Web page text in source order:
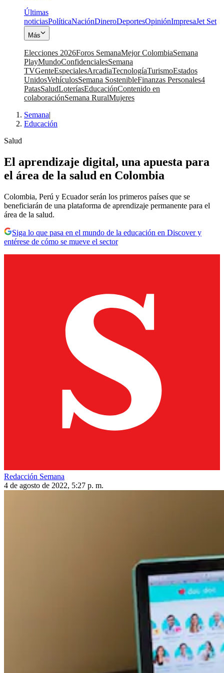
Últimas
noticiasPolíticaNaciónDineroDeportesOpiniónImpresaJet Set
Más
Elecciones 2026Foros SemanaMejor ColombiaSemana
PlayMundoConfidencialesSemana
TVGenteEspecialesArcadiaTecnologíaTurismoEstados
UnidosVehículosSemana SostenibleFinanzas Personales4
PatasSaludLoteríasEducaciónContenido en
colaboraciónSemana RuralMujeres
Semana|
Educación
Salud
El aprendizaje digital, una apuesta para
el área de la salud en Colombia
Colombia, Perú y Ecuador serán los primeros países que se
beneficiarán de una plataforma de aprendizaje permanente para el
área de la salud.
Siga lo que pasa en el mundo de la educación en Discover y
entérese de cómo se mueve el sector
Redacción Semana
4 de agosto de 2022, 5:27 p. m.